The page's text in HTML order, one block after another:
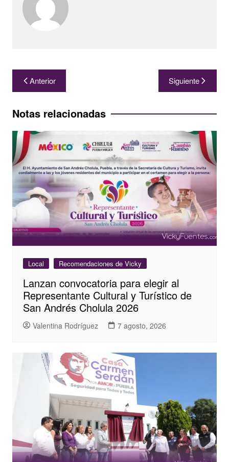
Navegación
de
entradas
Anterior Siguiente
Notas relacionadas
Local Recomendaciones de Vicky
Lanzan convocatoria para elegir al
Representante Cultural y Turístico de
San Andrés Cholula 2026
Valentina Rodríguez 7 agosto, 2026